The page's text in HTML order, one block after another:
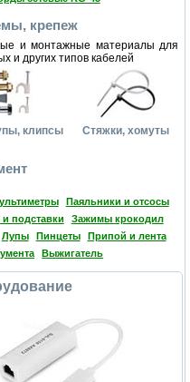
крепеж
и монтажные материалы для
и других типов кабелей
клипсы Стяжки, хомуты
Паяльники и отсосы
подставки
Зажимы крокодил
Лупы Пинцеты
Припой и лента
Выжигатель